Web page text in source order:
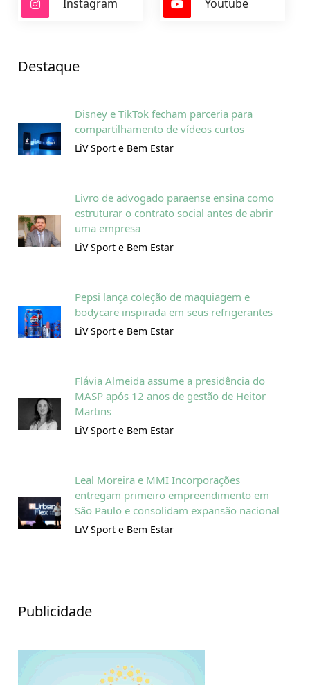
Instagram Youtube
Destaque
Disney e TikTok fecham parceria para
compartilhamento de vídeos curtos
LiV Sport e Bem Estar
Livro de advogado paraense ensina como
estruturar o contrato social antes de abrir
uma empresa
LiV Sport e Bem Estar
Pepsi lança coleção de maquiagem e
bodycare inspirada em seus refrigerantes
LiV Sport e Bem Estar
Flávia Almeida assume a presidência do
MASP após 12 anos de gestão de Heitor
Martins
LiV Sport e Bem Estar
Leal Moreira e MMI Incorporações
entregam primeiro empreendimento em
São Paulo e consolidam expansão nacional
LiV Sport e Bem Estar
Publicidade